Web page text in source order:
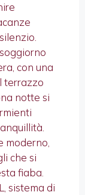
con una
terrazzo
notte si
moderno,
che si
fiaba.
sistema di